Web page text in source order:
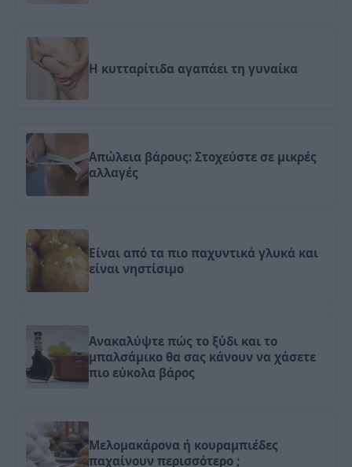
Η κυτταρίτιδα αγαπάει τη γυναίκα
Απώλεια βάρους: Στοχεύστε σε μικρές
αλλαγές
Είναι από τα πιο παχυντικά γλυκά και
είναι νηστίσιμο
Ανακαλύψτε πώς το ξύδι και το
μπαλσάμικο θα σας κάνουν να χάσετε
πιο εύκολα βάρος
Μελομακάρονα ή κουραμπιέδες
παχαίνουν περισσότερο ;